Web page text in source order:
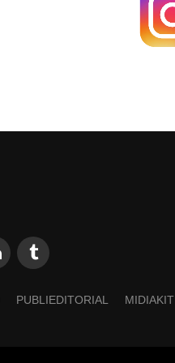
PUBLIEDITORIAL MIDIAKIT